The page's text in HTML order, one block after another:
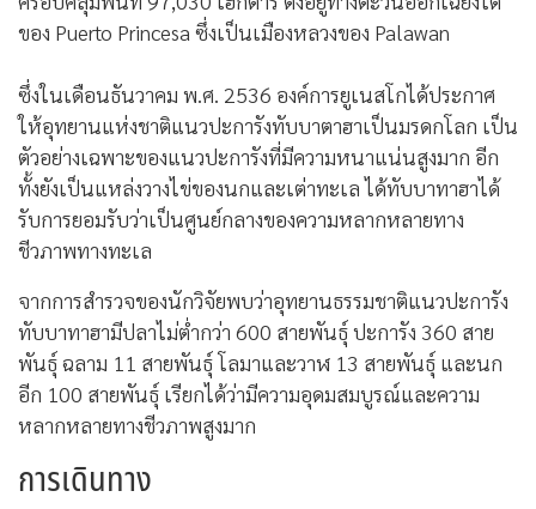
ของ Puerto Princesa ซึ่งเป็นเมืองหลวงของ Palawan
ซึ่งในเดือนธันวาคม พ.ศ. 2536 องค์การยูเนสโกได้ประกาศ
ให้อุทยานแห่งชาติแนวปะการังทับบาตาฮาเป็นมรดกโลก เป็น
ตัวอย่างเฉพาะของแนวปะการังที่มีความหนาแน่นสูงมาก อีก
ทั้งยังเป็นแหล่งวางไข่ของนกและเต่าทะเล ได้ทับบาทาฮาได้
รับการยอมรับว่าเป็นศูนย์กลางของความหลากหลายทาง
ชีวภาพทางทะเล
จากการสำรวจของนักวิจัยพบว่าอุทยานธรรมชาติแนวปะการัง
ทับบาทาฮามีปลาไม่ต่ำกว่า 600 สายพันธุ์ ปะการัง 360 สาย
พันธุ์ ฉลาม 11 สายพันธุ์ โลมาและวาฬ 13 สายพันธุ์ และนก
อีก 100 สายพันธุ์ เรียกได้ว่ามีความอุดมสมบูรณ์และความ
หลากหลายทางชีวภาพสูงมาก
การเดินทาง